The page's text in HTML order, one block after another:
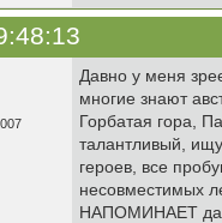
Давно у меня
многие знают
Горбатая гора,
талантливый,
героев, все
несовместимых
НАПОМИНАЕТ